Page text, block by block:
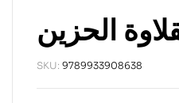
الحزين
SKU: 9789933908638